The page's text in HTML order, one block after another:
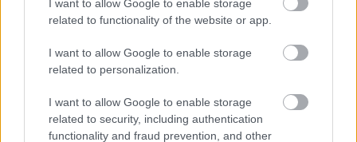
I want to allow Google to enable storage
related to functionality of the website or app.
I want to allow Google to enable storage
related to personalization.
I want to allow Google to enable storage
related to security, including authentication
functionality and fraud prevention, and other